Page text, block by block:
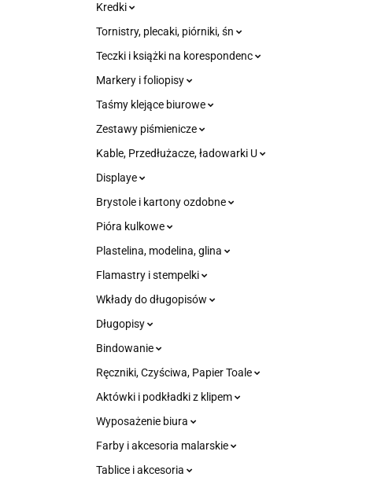
Kredki
Tornistry, plecaki, piórniki, śn
Teczki i książki na korespondenc
Markery i foliopisy
Taśmy klejące biurowe
Zestawy piśmienicze
Kable, Przedłużacze, ładowarki U
Displaye
Brystole i kartony ozdobne
Pióra kulkowe
Plastelina, modelina, glina
Flamastry i stempelki
Wkłady do długopisów
Długopisy
Bindowanie
Ręczniki, Czyściwa, Papier Toale
Aktówki i podkładki z klipem
Wyposażenie biura
Farby i akcesoria malarskie
Tablice i akcesoria